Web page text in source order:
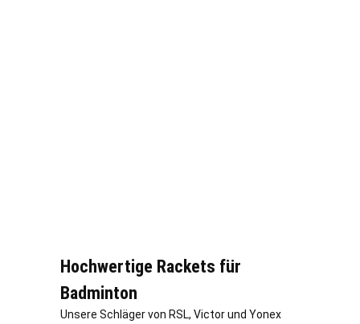
Hochwertige Rackets für
Badminton
Unsere Schläger von RSL, Victor und Yonex